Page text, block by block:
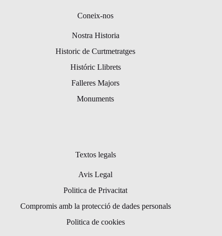
Coneix-nos
Nostra Historia
Historic de Curtmetratges
Históric Llibrets
Falleres Majors
Monuments
Textos legals
Avis Legal
Politica de Privacitat
Compromis amb la protecció de dades personals
Politica de cookies